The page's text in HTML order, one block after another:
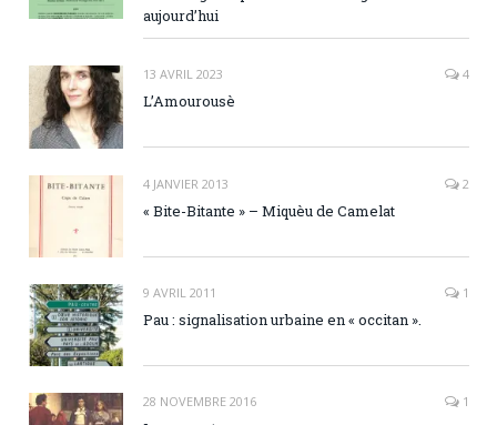
aujourd’hui
13 AVRIL 2023 4
L’Amourousè
4 JANVIER 2013 2
« Bite-Bitante » – Miquèu de Camelat
9 AVRIL 2011 1
Pau : signalisation urbaine en « occitan ».
28 NOVEMBRE 2016 1